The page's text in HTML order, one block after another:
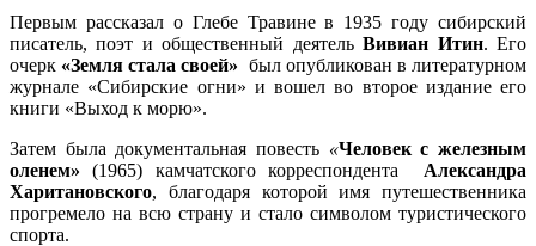
Первым рассказал о Глебе Травине в 1935 году сибирский
писатель, поэт и общественный деятельВивиан Итин. Его
очерк «Земля стала своей» был опубликован в литературном
журнале «Сибирские огни» и вошел во второе издание его
книги «Выход к морю».
Затем была документальная повесть «Человек с железным
оленем»(1965) камчатского корреспондента Александра
Харитановского, благодаря которой имя путешественника
прогремело на всю страну и стало символом туристического
спорта.